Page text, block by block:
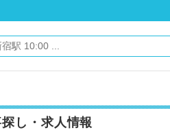
し・求人情報